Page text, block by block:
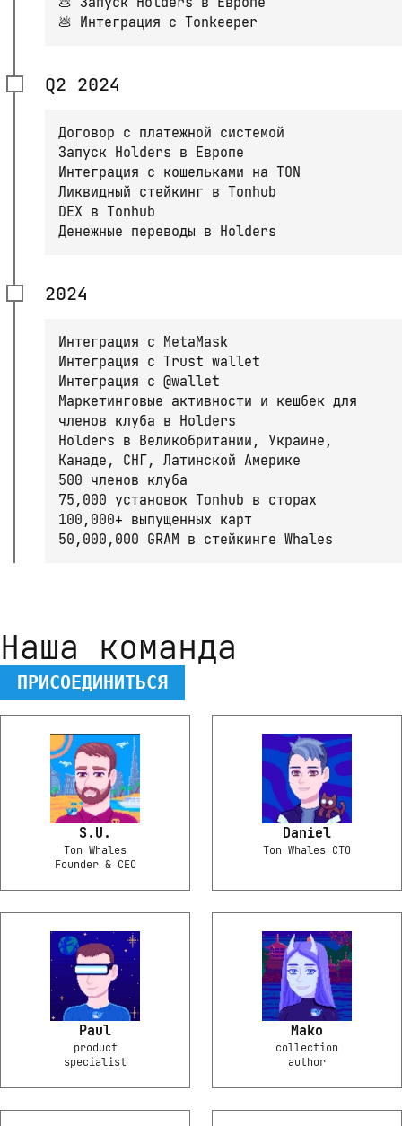
💩 Интеграция с Tonkeeper
Q2 2024
Договор с платежной системой
Запуск Holders в Европе
Интеграция с кошельками на TON
Ликвидный стейкинг в Tonhub
DEX в Tonhub
Денежные переводы в Holders
2024
Интеграция с MetaMask
Интеграция с Trust wallet
Интеграция с @wallet
Маркетинговые активности и кешбек для
членов клуба в Holders
Holders в Великобритании, Украине,
Канаде, СНГ, Латинской Америке
500 членов клуба
75,000 установок Tonhub в сторах
100,000+ выпущенных карт
50,000,000 GRAM в стейкинге Whales
Наша команда
ПРИСОЕДИНИТЬСЯ
S.U.
Ton Whales
Founder & CEO
Daniel
Ton Whales CTO
Paul
product
specialist
Mako
collection
author